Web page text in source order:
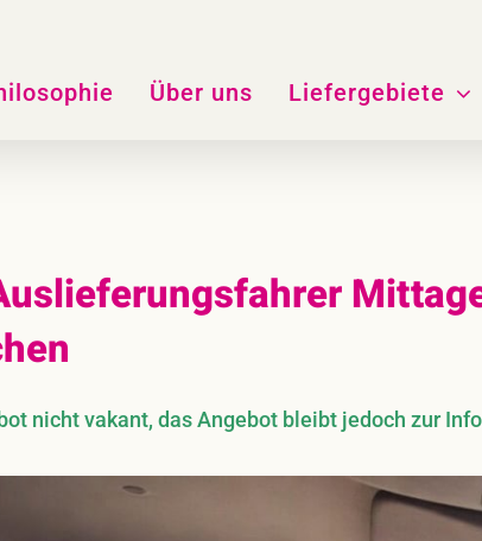
Über uns Liefergebiete
nicht vakant, das Angebot bleibt jedoch zur